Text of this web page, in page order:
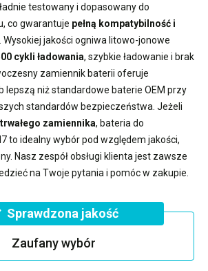
testowany i dopasowany do
co gwarantuje pełną kompatybilność i
. Wysokiej jakości ogniwa litowo-jonowe
cykli ładowania, szybkie ładowanie i brak
zamiennik baterii oferuje
lepszą niż standardowe baterie OEM przy
standardów bezpieczeństwa. Jeżeli
zamiennika, bateria do
to idealny wybór pod względem jakości,
Nasz zespół obsługi klienta jest zawsze
na Twoje pytania i pomóc w zakupie.
Sprawdzona jakość
Zaufany wybór